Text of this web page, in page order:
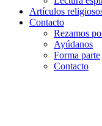
Artículos
Contacto
Rezamos
Ayúdanos
Forma parte
Contacto